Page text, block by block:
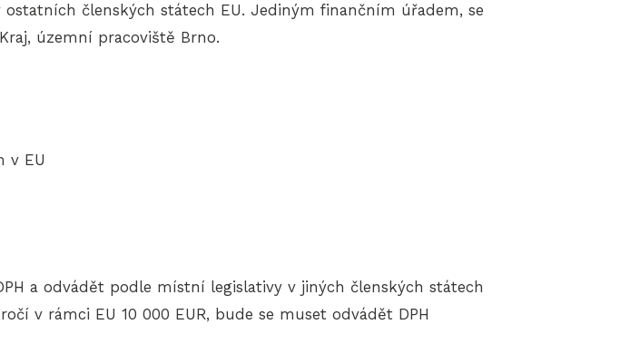
členských státech EU. Jediným finančním úřadem, se
územní pracoviště Brno.
v EU
a odvádět podle místní legislativy v jiných členských státech
v rámci EU 10 000 EUR, bude se muset odvádět DPH